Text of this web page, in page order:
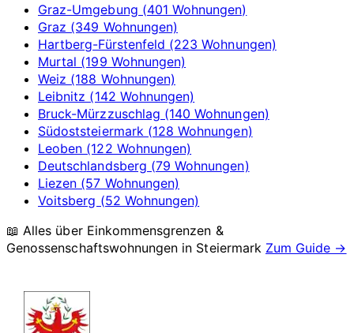
Graz-Umgebung (401 Wohnungen)
Graz (349 Wohnungen)
Hartberg-Fürstenfeld (223 Wohnungen)
Murtal (199 Wohnungen)
Weiz (188 Wohnungen)
Leibnitz (142 Wohnungen)
Bruck-Mürzzuschlag (140 Wohnungen)
Südoststeiermark (128 Wohnungen)
Leoben (122 Wohnungen)
Deutschlandsberg (79 Wohnungen)
Liezen (57 Wohnungen)
Voitsberg (52 Wohnungen)
📖 Alles über Einkommensgrenzen &
Genossenschaftswohnungen in Steiermark Zum Guide →